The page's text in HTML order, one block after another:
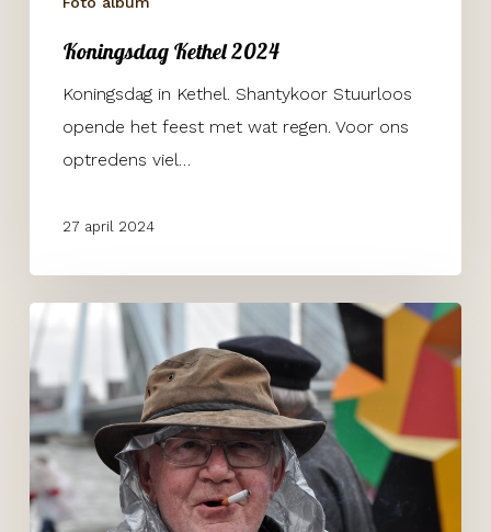
Koningsdag Kethel 2024
Koningsdag in Kethel. Shantykoor Stuurloos
opende het feest met wat regen. Voor ons
optredens viel…
27 april 2024
Henk